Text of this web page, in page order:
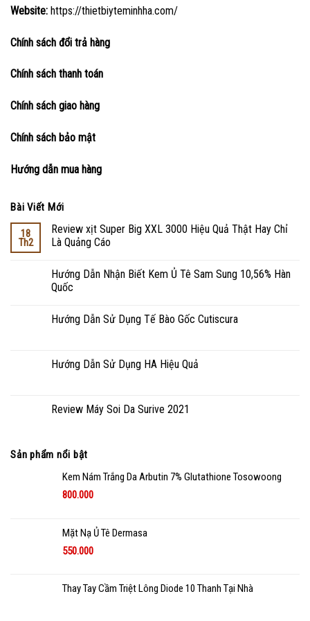
Website: https://thietbiyteminhha.com/
Chính sách đổi trả hàng
Chính sách thanh toán
Chính sách giao hàng
Chính sách bảo mật
Hướng dẫn mua hàng
Bài Viết Mới
18
Th2
Review xịt Super Big XXL 3000 Hiệu Quả Thật Hay Chỉ
Là Quảng Cáo
Hướng Dẫn Nhận Biết Kem Ủ Tê Sam Sung 10,56% Hàn
Quốc
Hướng Dẫn Sử Dụng Tế Bào Gốc Cutiscura
Hướng Dẫn Sử Dụng HA Hiệu Quả
Review Máy Soi Da Surive 2021
Sản phẩm nổi bật
Kem Nám Trắng Da Arbutin 7% Glutathione Tosowoong
800.000
Mặt Nạ Ủ Tê Dermasa
550.000
Thay Tay Cầm Triệt Lông Diode 10 Thanh Tại Nhà